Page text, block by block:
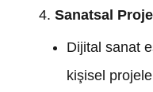
Sanatsal
Dijital sanat
kişisel